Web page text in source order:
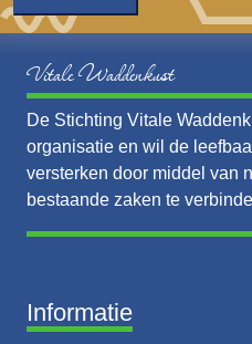
Vitale Waddenkust
De Stichting Vitale
organisatie en wil de
versterken door middel van
bestaande zaken te
Informatie